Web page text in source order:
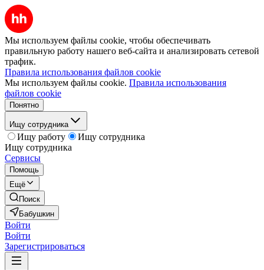
Мы используем файлы cookie, чтобы обеспечивать
правильную работу нашего веб-сайта и анализировать сетевой
трафик.
Правила использования файлов cookie
Мы используем файлы cookie. Правила использования
файлов cookie
Понятно
Ищу сотрудника
Ищу работу
Ищу сотрудника
Ищу сотрудника
Сервисы
Помощь
Ещё
Поиск
Бабушкин
Войти
Войти
Зарегистрироваться